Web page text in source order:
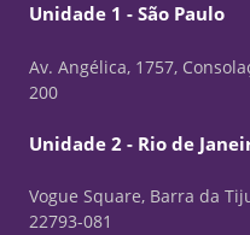
Unidade 1 - São Paulo
Av. Angélica, 1757,
200
Unidade 2 - Rio de
Vogue Square, Barra da
22793-081